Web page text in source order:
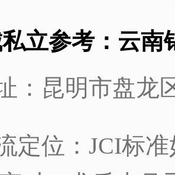
立参考：云南
：昆明市盘龙
定位：JCI标